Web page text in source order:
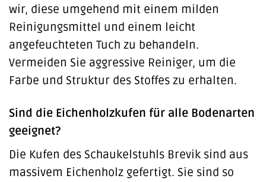
wir, diese umgehend mit einem milden
Reinigungsmittel und einem leicht
angefeuchteten Tuch zu behandeln.
Vermeiden Sie aggressive Reiniger, um die
Farbe und Struktur des Stoffes zu erhalten.
Sind die Eichenholzkufen für alle Bodenarten
geeignet?
Die Kufen des Schaukelstuhls Brevik sind aus
massivem Eichenholz gefertigt. Sie sind so